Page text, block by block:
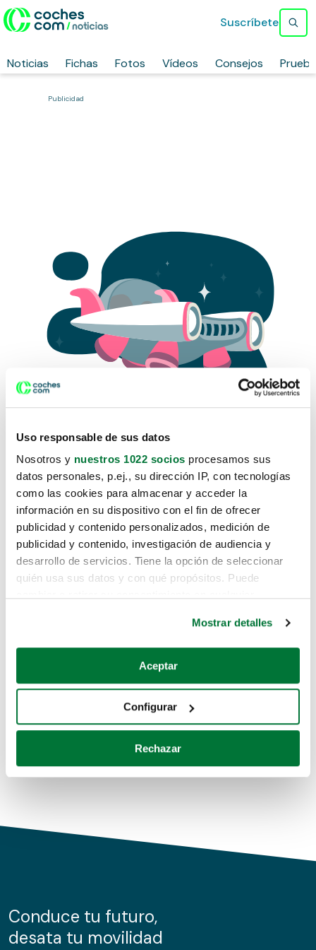
Uso responsable de sus datos
Nosotros y nuestros 1022 socios procesamos sus
datos personales, p.ej., su dirección IP, con tecnologías
como las cookies para almacenar y acceder la
información en su dispositivo con el fin de ofrecer
publicidad y contenido personalizados, medición de
publicidad y contenido, investigación de audiencia y
desarrollo de servicios. Tiene la opción de seleccionar
quién usa sus datos y con qué propósitos. Puede
Si lo permite, también quisiéramos:
Recopilar información sobre su ubicación geográfica
Identificar su dispositivo analizándolo activamente
para buscar características específicas (huellas
Obtenga más información sobre cómo se procesan sus
de cookies.
información sobre el uso que haga del sitio web con
nuestros partners de redes sociales, publicidad y análisis
Mostrar detalles
Aceptar
Configurar
Rechazar
Noticias Fichas Fotos Vídeos Consejos
Suscríbete
Publicidad
Lo sentimos, no sabemos como
te hemos traido hasta aquí.
Pero puedes encontrar el coche que estás
buscando en alguno de estos enlaces:
Coches de segunda mano
Coches de km0
Conduce tu futuro,
desata tu movilidad